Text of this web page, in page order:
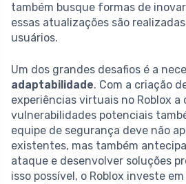
também busque formas de
essas atualizações são
usuários.
Um dos grandes desafios é a
adaptabilidade. Com a criação
experiências virtuais no Roblox a
vulnerabilidades potenciais
equipe de segurança deve não
existentes, mas também
ataque e desenvolver soluções
isso possível, o Roblox investe